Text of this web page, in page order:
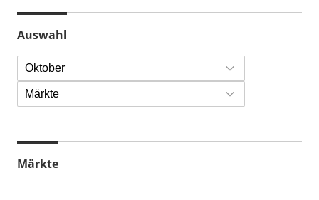
Auswahl
Oktober
Märkte
Märkte